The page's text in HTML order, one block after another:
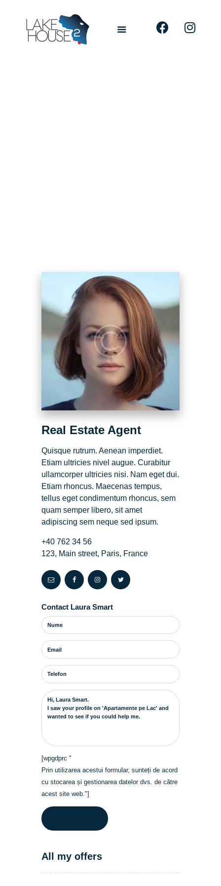
Real Estate Agent
Quisque rutrum. Aenean imperdiet.
Etiam ultricies nivel augue. Curabitur
ullamcorper ultricies nisi. Nam eget dui.
Etiam rhoncus. Maecenas tempus,
tellus eget condimentum rhoncus, sem
quam semper libero, sit amet
adipiscing sem neque sed ipsum.
+40 762 34 56
123, Main street, Paris, France
Contact Laura Smart
[wpgdprc "
Prin utilizarea acestui formular, sunteți de acord
cu stocarea și gestionarea datelor dvs. de către
acest site web."]
All my offers